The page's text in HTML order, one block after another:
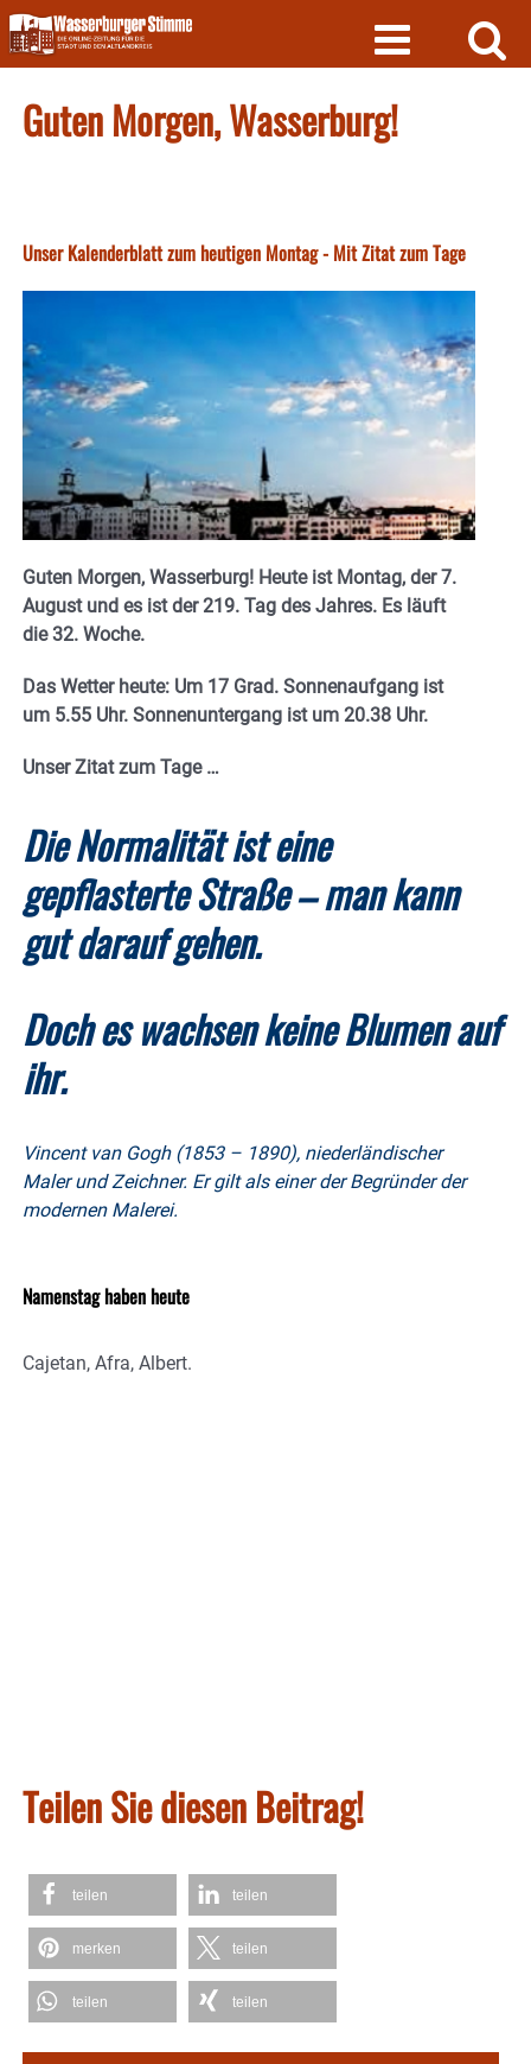
Skip
to
content
Guten Morgen, Wasserburg!
Unser Kalenderblatt zum heutigen Montag - Mit Zitat zum Tage
Guten Morgen, Wasserburg! Heute ist Montag, der 7.
August und es ist der 219. Tag des Jahres. Es läuft
die 32. Woche.
Das Wetter heute: Um 17 Grad. Sonnenaufgang ist
um 5.55 Uhr. Sonnenuntergang ist um 20.38 Uhr.
Unser Zitat zum Tage …
Die Normalität ist eine
gepflasterte Straße – man kann
gut darauf gehen.
Doch es wachsen keine Blumen auf
ihr.
Vincent van Gogh (1853 – 1890), niederländischer
Maler und Zeichner. Er gilt als einer der Begründer der
modernen Malerei.
Namenstag haben heute
Cajetan, Afra, Albert.
Teilen Sie diesen Beitrag!
teilen teilen
merken teilen
teilen teilen